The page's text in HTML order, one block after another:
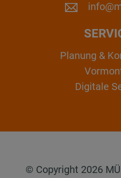
Planung &
Digitale
© Copyright 2026